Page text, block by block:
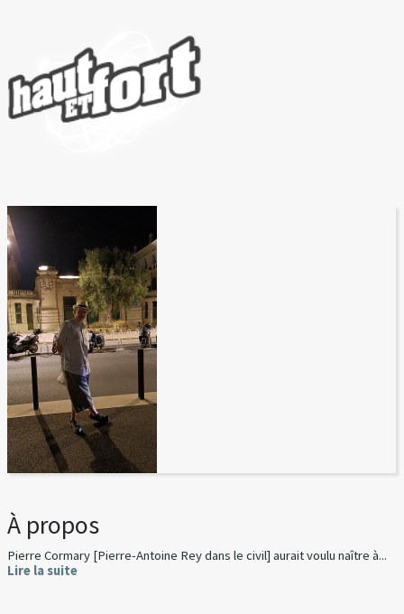
À propos
Pierre Cormary [Pierre-Antoine Rey dans le civil] aurait voulu naître à...
Lire la suite